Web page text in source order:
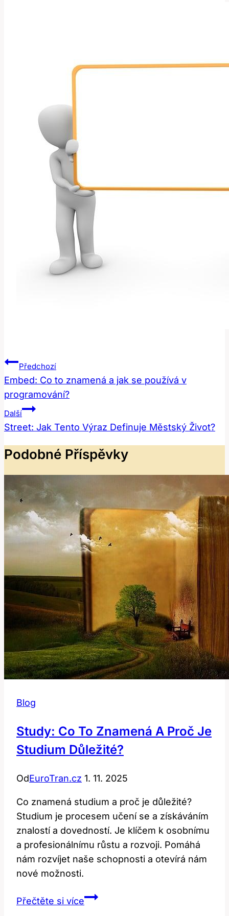
Navigace
Pro
Příspěvek
Předchozí
Embed: Co to znamená a jak se používá v
programování?
Další
Street: Jak Tento Výraz Definuje Městský Život?
Podobné Příspěvky
Blog
Study: Co To Znamená A Proč Je
Studium Důležité?
OdEuroTran.cz 1. 11. 2025
Co znamená studium a proč je důležité?
Studium je procesem učení se a získáváním
znalostí a dovedností. Je klíčem k osobnímu
a profesionálnímu růstu a rozvoji. Pomáhá
nám rozvíjet naše schopnosti a otevírá nám
nové možnosti.
Přečtěte si víceStudy: